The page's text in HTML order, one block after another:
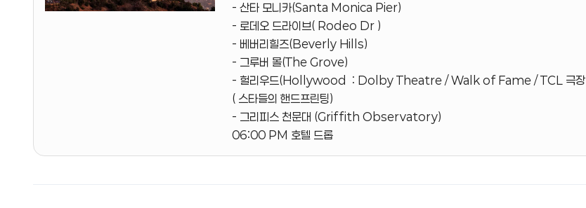
- 산타 모니카(Santa Monica Pier)
- 로데오 드라이브( Rodeo Dr )
- 베버리힐즈(Beverly Hills)
- 그루버 몰(The Grove)
- 헐리우드(Hollywood : Dolby Theatre / Walk of Fame / TCL 극장
( 스타들의 핸드프린팅)
- 그리피스 천문대 (Griffith Observatory)
06:00 PM 호텔 드롭